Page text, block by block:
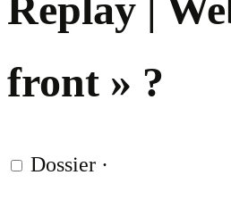
Replay |
front » ?
Dossier ·